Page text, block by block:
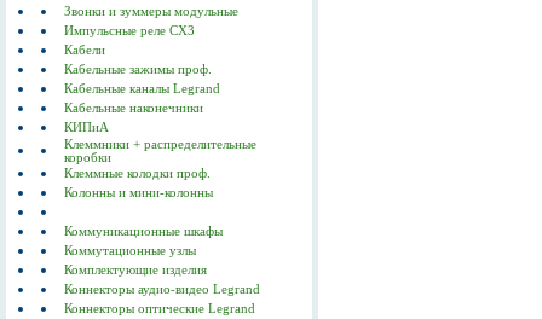
Звонки и зуммеры модульные
Импульсные реле CX3
Кабели
Кабельные зажимы проф.
Кабельные каналы Legrand
Кабельные наконечники
КИПиА
Клеммники + распределительные
коробки
Клеммные колодки проф.
Колонны и мини-колонны
Коммуникационные шкафы
Коммутационные узлы
Комплектующие изделия
Коннекторы аудио-видео Legrand
Коннекторы оптические Legrand